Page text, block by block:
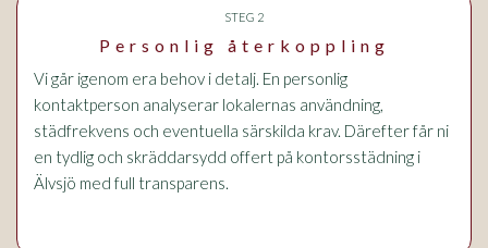
STEG 2
Personlig återkoppling
Vi går igenom era behov i detalj. En personlig
kontaktperson analyserar lokalernas användning,
städfrekvens och eventuella särskilda krav. Därefter får ni
en tydlig och skräddarsydd offert på kontorsstädning i
Älvsjö med full transparens.